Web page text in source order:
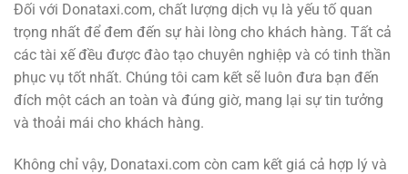
Đối với Donataxi.com, chất lượng dịch vụ là yếu tố quan
trọng nhất để đem đến sự hài lòng cho khách hàng. Tất cả
các tài xế đều được đào tạo chuyên nghiệp và có tinh thần
phục vụ tốt nhất. Chúng tôi cam kết sẽ luôn đưa bạn đến
đích một cách an toàn và đúng giờ, mang lại sự tin tưởng
và thoải mái cho khách hàng.
Không chỉ vậy, Donataxi.com còn cam kết giá cả hợp lý và